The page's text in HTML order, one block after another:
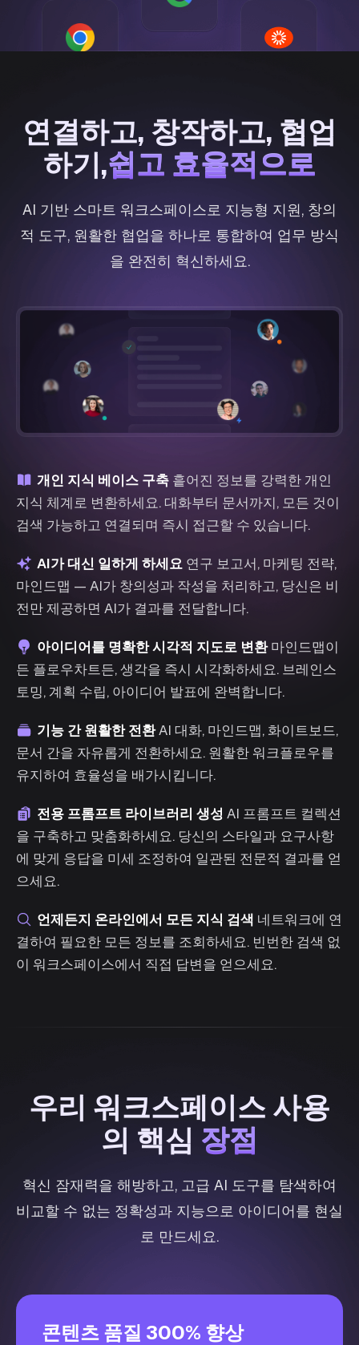
연결하고, 창작하고, 협업
하기,쉽고 효율적으로
쉽고 효율적으로
AI 기반 스마트 워크스페이스로 지능형 지원, 창의
적 도구, 원활한 협업을 하나로 통합하여 업무 방식
을 완전히 혁신하세요.
개인 지식 베이스 구축 흩어진 정보를 강력한 개인
지식 체계로 변환하세요. 대화부터 문서까지, 모든 것이
검색 가능하고 연결되며 즉시 접근할 수 있습니다.
AI가 대신 일하게 하세요 연구 보고서, 마케팅 전략,
마인드맵 — AI가 창의성과 작성을 처리하고, 당신은 비
전만 제공하면 AI가 결과를 전달합니다.
아이디어를 명확한 시각적 지도로 변환 마인드맵이
든 플로우차트든, 생각을 즉시 시각화하세요. 브레인스
토밍, 계획 수립, 아이디어 발표에 완벽합니다.
기능 간 원활한 전환 AI 대화, 마인드맵, 화이트보드,
문서 간을 자유롭게 전환하세요. 원활한 워크플로우를
유지하여 효율성을 배가시킵니다.
전용 프롬프트 라이브러리 생성 AI 프롬프트 컬렉션
을 구축하고 맞춤화하세요. 당신의 스타일과 요구사항
에 맞게 응답을 미세 조정하여 일관된 전문적 결과를 얻
으세요.
언제든지 온라인에서 모든 지식 검색 네트워크에 연
결하여 필요한 모든 정보를 조회하세요. 빈번한 검색 없
이 워크스페이스에서 직접 답변을 얻으세요.
우리 워크스페이스 사용
의 핵심 장점
장점
혁신 잠재력을 해방하고, 고급 AI 도구를 탐색하여
비교할 수 없는 정확성과 지능으로 아이디어를 현실
로 만드세요.
콘텐츠 품질 300% 향상